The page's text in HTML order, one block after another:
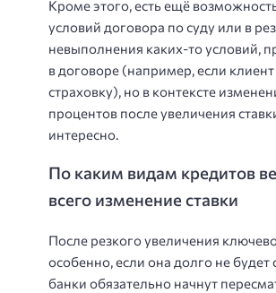
Кроме этого, есть ещё
условий договора по суду или в
невыполнения каких-то условий,
в договоре (например, если
страховку), но в контексте
процентов после увеличения
интересно.
По каким видам кредитов
всего изменение ставки
После резкого увеличения
особенно, если она долго не будет
банки обязательно начнут